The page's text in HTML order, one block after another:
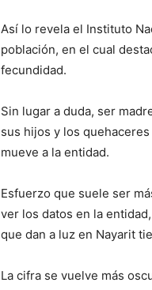
Así lo revela el Instituto
población, en el cual
fecundidad.
Sin lugar a duda, ser
sus hijos y los
mueve a la entidad.
Esfuerzo que suele ser
ver los datos en la
que dan a luz en Nayarit
La cifra se vuelve más